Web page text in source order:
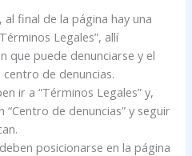
al final de la página hay una
Legales”, allí
que puede denunciarse y el
de denuncias.
ir a “Términos Legales” y,
“Centro de denuncias” y seguir
posicionarse en la página